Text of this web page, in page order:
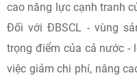
cao năng lực cạnh tranh
Đối với ĐBSCL - vùng
trọng điểm của cả nước -
việc giảm chi phí, nâng